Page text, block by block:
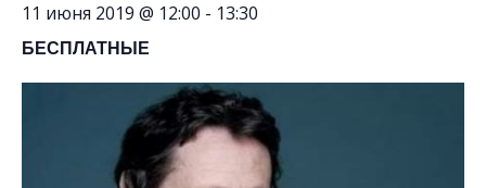
11 июня 2019 @ 12:00 - 13:30
БЕСПЛАТНЫЕ